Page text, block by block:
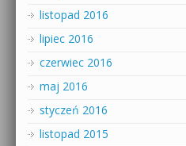
listopad 2016
lipiec 2016
czerwiec 2016
maj 2016
styczeń 2016
listopad 2015